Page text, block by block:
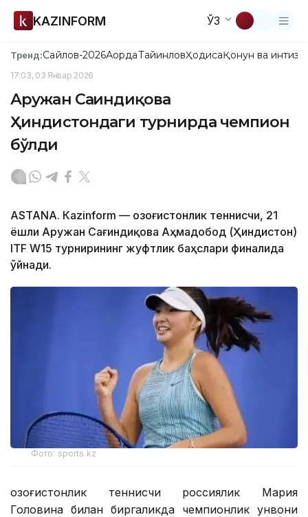
KAZINFORM ЎЗ
Тренд:Сайлов-2026АқордаТайинловҲодисаҚонун ва
17:03, 03 Январ 2026
Аружан Сағиндиқова
Ҳиндистондаги турнирда чемпион
бўлди
ASTANА. Кazinform — Қозоғистонлик теннисчи, 21
ёшли Аружан Сағиндиқова Аҳмадобод (Ҳиндистон)
ITF W15 турнирининг жуфтлик баҳслари финалида
ўйнади.
Фото: sports.kz
Қозоғистонлик теннисчи россиялик Мария
Головина билан биргаликда чемпионлик унвони